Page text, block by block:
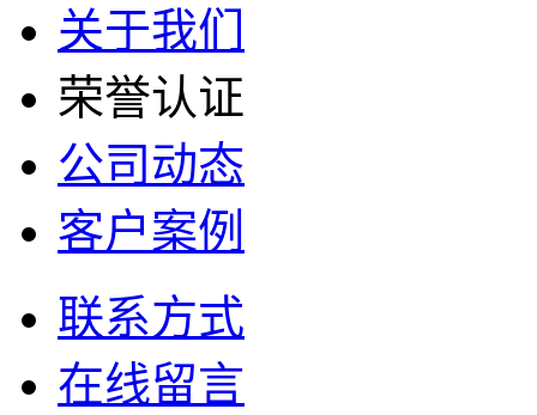
关于我们
荣誉认证
公司动态
客户案例
联系方式
在线留言